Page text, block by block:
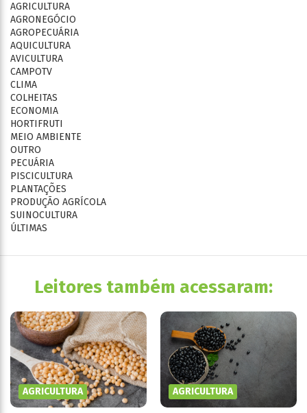
AGRICULTURA
AGRONEGÓCIO
AGROPECUÁRIA
AQUICULTURA
AVICULTURA
CAMPOTV
CLIMA
COLHEITAS
ECONOMIA
HORTIFRUTI
MEIO AMBIENTE
OUTRO
PECUÁRIA
PISCICULTURA
PLANTAÇÕES
PRODUÇÃO AGRÍCOLA
SUINOCULTURA
ÚLTIMAS
Leitores também acessaram:
AGRICULTURA AGRICULTURA